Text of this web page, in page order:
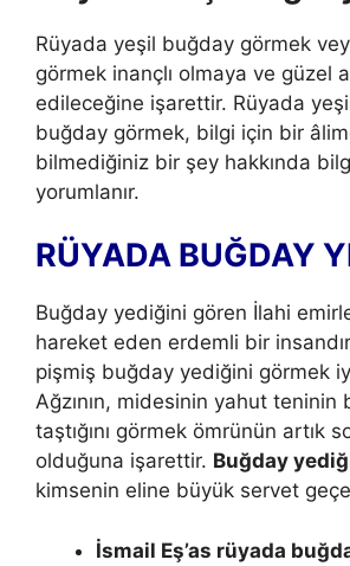
Rüyada yeşil buğday görmek
görmek inançlı olmaya ve güzel
edileceğine işarettir. Rüyada
buğday görmek, bilgi için bir
bilmediğiniz bir şey hakkında
yorumlanır.
RÜYADA BUĞDAY
Buğday yediğini gören İlahi
hareket eden erdemli bir
pişmiş buğday yediğini görmek
Ağzının, mide­sinin yahut
taştığını görmek ömrünün artık
olduğuna işarettir. Buğday
kimsenin eline büyük servet
İsmail Eş’as rüyada